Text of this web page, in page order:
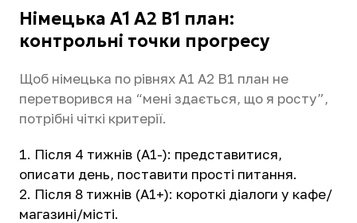
Німецька A1 A2 B1 план:
контрольні точки прогресу
Щоб німецька по рівнях A1 A2 B1 план не
перетворився на “мені здається, що я росту”,
потрібні чіткі критерії.
Після 4 тижнів (A1-): представитися,
описати день, поставити прості питання.
Після 8 тижнів (A1+): короткі діалоги у кафе/
магазині/місті.